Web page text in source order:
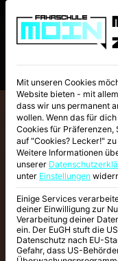
MEHR
DEM
VOM
ZUM
Mit unseren Cookies
Website bieten - mit
dass wir uns permanent
wollen. Wenn das für
Cookies für
auf "Cookies? Lecker!" zu
Weitere Informationen
unserer
unter Einstellungen
Einige Services
deiner Einwilligung zur
Verarbeitung deiner
ein. Der EuGH stuft die
Datenschutz nach EU-
Gefahr, dass US-